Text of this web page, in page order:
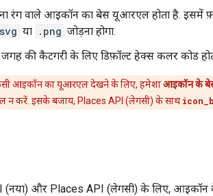
रंग वाले आइकॉन का बेस यूआरएल होता है. इसमें
या .png जोड़ना होगा.
की कैटगरी के लिए डिफ़ॉल्ट हेक्स कलर कोड
आइकॉन का यूआरएल देखने के लिए, हमेशाआइकॉन के
न करें. इसके बजाय, Places API (लेगसी) के साथ
(नया) और Places API (लेगसी) के लिए,